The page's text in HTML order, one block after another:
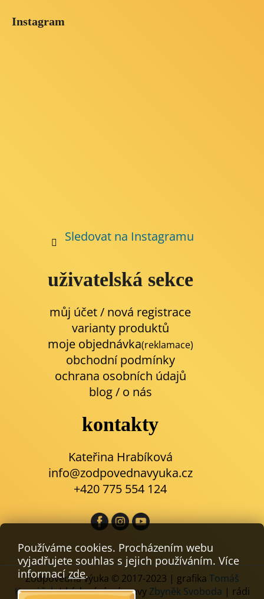
Používáme cookies. Procházením webu
vyjadřujete souhlas s jejich používáním. Více
informacízde.
Instagram
Sledovat na Instagramu
uživatelská sekce
můj účet / nová registrace
varianty produktů
moje objednávka(reklamace)
obchodní podmínky
ochrana osobních údajů
blog/ o nás
kontakty
Kateřina Hrabíková
info@zodpovednavyuka.cz
+420 775 554 124
Zodpovědná výuka © 2017-2023 | grafika Tomáš
Komáček| kódování a úpravy Zbyněk Svoboda | rádi